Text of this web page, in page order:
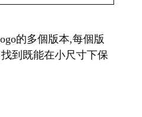
的多個版本,每個版
到既能在小尺寸下保